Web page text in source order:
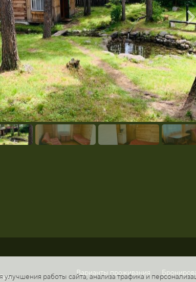
Варианты проживания
работы сайта, анализа трафика и